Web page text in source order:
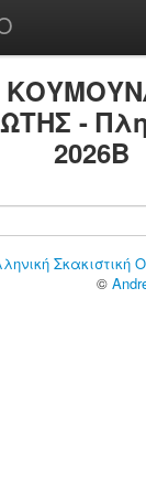
-
2026B
Σκακιστική
©